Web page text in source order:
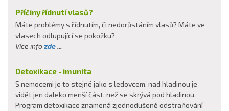
Příčiny řídnutí vlasů?
Máte problémy s řídnutím, či nedorůstáním vlasů? Máte ve
vlasech odlupující se pokožku?
Více info zde...
Detoxikace - imunita
S nemocemi je to stejné jako s ledovcem, nad hladinou je
vidět jen daleko menší část, než se skrývá pod hladinou.
Program detoxikace znamená zjednodušeně odstraňování